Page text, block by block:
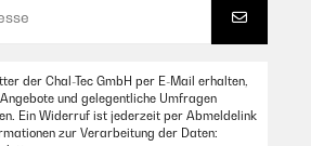
der Chal-Tec GmbH per E-Mail erhalten,
und gelegentliche Umfragen
Ein Widerruf ist jederzeit per Abmeldelink
zur Verarbeitung der Daten: